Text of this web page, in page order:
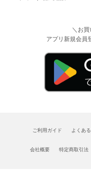
＼お買
アプリ新規会員
ご利用ガイド よくあ
会社概要 特定商取引法